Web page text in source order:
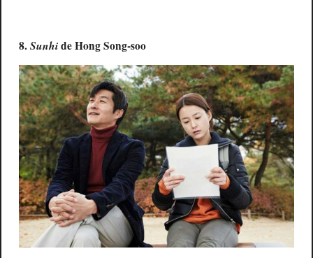
8.Sunhide Hong Song-soo